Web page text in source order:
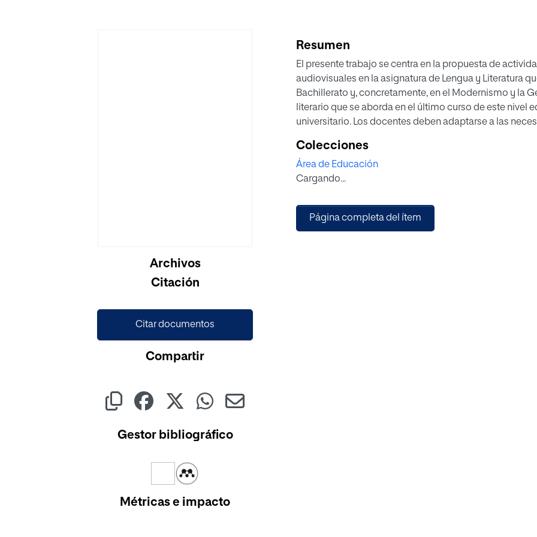
Cargando...Archivos
Citación
Citar documentos
Compartir
Gestor bibliográfico
Métricas e impacto
Resumen
El presente trabajo se centra en la propuesta de
audiovisuales en la asignatura de Lengua y Literatura
Bachillerato y, concretamente, en el Modernismo y la
literario que se aborda en el último curso de este nivel
universitario. Los docentes deben adaptarse a las
explicar cómo las TIC aplicadas en la educación
contenidos que el alumnado debe comprender y
de los estudiantes para aprender este periodo literario
alcanzadas en esta propuesta de investigación
comunicación verbal del alumnado, sin duda necesaria
Colecciones
Área de Educación
Cargando...
Página completa del ítem